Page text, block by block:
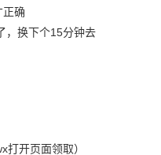
正确
，换下个15分钟去
开页面领取）